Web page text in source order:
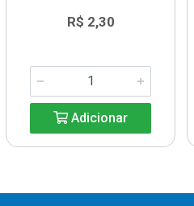
R$ 2,30
Adicionar